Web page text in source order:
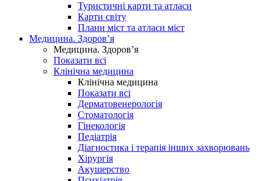
Туристичні карти та атласи
Карти світу
Плани міст та атласи міст
Медицина. Здоров’я
Медицина. Здоров’я
Показати всі
Клінічна медицина
Клінічна медицина
Показати всі
Дерматовенерологія
Стоматологія
Гінекологія
Педіатрія
Діагностика і терапія інших захворювань
Хірургія
Акушерство